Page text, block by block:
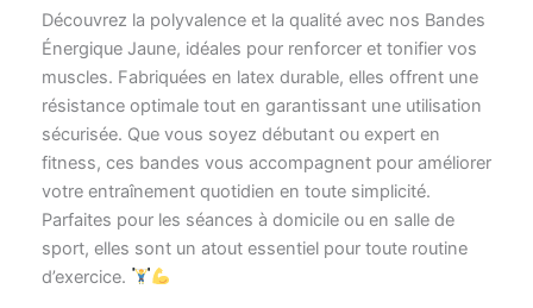
musculation
-
bande
jaune
Découvrez la polyvalence et la qualité avec nos Bandes
Énergique Jaune, idéales pour renforcer et tonifier vos
muscles. Fabriquées en latex durable, elles offrent une
résistance optimale tout en garantissant une utilisation
sécurisée. Que vous soyez débutant ou expert en
fitness, ces bandes vous accompagnent pour améliorer
votre entraînement quotidien en toute simplicité.
Parfaites pour les séances à domicile ou en salle de
sport, elles sont un atout essentiel pour toute routine
d’exercice.